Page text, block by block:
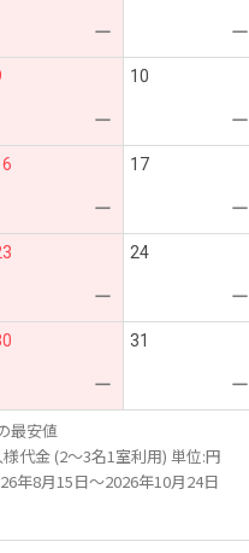
ー ー
ー
10
ー
ー
17
ー
ー
24
ー
ー
31
ー
最安値
代金 (2～3名1室利用) 単位:円
年8月15日～2026年10月24日